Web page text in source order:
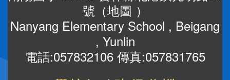
報
報
號（地圖 ）
Nanyang Elementary School , Beigang
, Yunlin
電話:057832106 傳真:057831765